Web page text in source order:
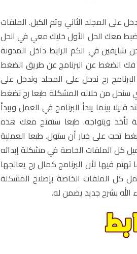
على المجلد الثاني وتم الكبل. الملفات
ضبط معك الحل الأول خليك معي في الحل
شايفين في الكم الرابط داخل المدونة
فك الضغط عن البرنامج عن طريق الضغط
رح ندخل على المجلد وندخل على
سنحل من خلاله المشكلة طبعا رح نضغط
بينما يبدأ البرنامج في العمل ويبدأ
تأخذ ويتواجه. طبعا ستفتح معك هذه
تحت على خيار أن ستول. طبعا العملية
كل الملفات الخاصة في مشكلة إبدائه
فيها لأن البرنامج كمال رح يعالجها
كل الملفات الخاصة بإصلاح المشكلة
بشرح جديد يضمن له.